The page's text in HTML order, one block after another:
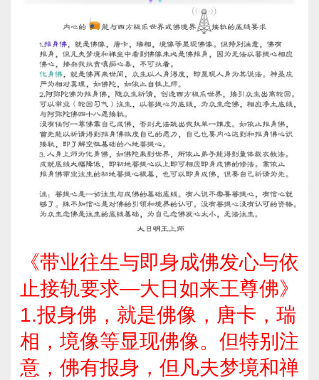
《带业往生与即身成佛发心与依
止接轨要求—大日如来王尊佛》
1.报身佛，就是佛像，唐卡，瑞
相，境像等显现佛像。但特别注
意，佛有报身，但凡夫梦境和禅